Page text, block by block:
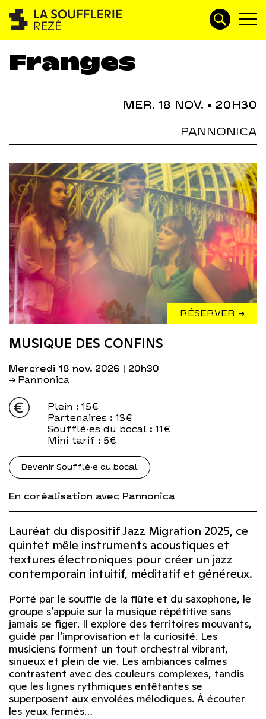
Franges
MER. 18 NOV. • 20H30
PANNONICA
RÉSERVER →
MUSIQUE DES CONFINS
mercredi 18 nov. 2026 | 20h30
→ Pannonica
Plein : 15€
Partenaires : 13€
Soufflé·es du bocal : 11€
Mini tarif : 5€
Devenir Soufflé·e du bocal
En coréalisation avec Pannonica
Lauréat du dispositif Jazz Migration 2025, ce
quintet mêle instruments acoustiques et
textures électroniques pour créer un jazz
contemporain intuitif, méditatif et généreux.
Porté par le souffle de la flûte et du saxophone, le
groupe s’appuie sur la musique répétitive sans
jamais se figer. Il explore des territoires mouvants,
guidé par l’improvisation et la curiosité. Les
musiciens forment un tout orchestral vibrant,
sinueux et plein de vie. Les ambiances calmes
contrastent avec des couleurs complexes, tandis
que les lignes rythmiques entêtantes se
superposent aux envolées mélodiques. À écouter
les yeux fermés…